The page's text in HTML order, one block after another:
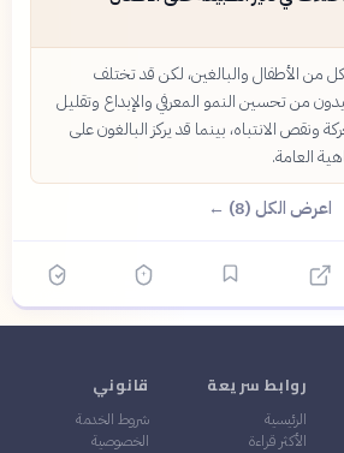
كل من الأطفال والبالغين، لكن قد تختلف
من تحسين النمو المعرفي والإبداع وتقليل
الانتباه، بينما قد يركز البالغون على
العامة.
اعرض الكل (8) ←
روابط سريعة
الرئيسية
الأكثر قراءة
قانوني
شروط الخدمة
الخصوصية